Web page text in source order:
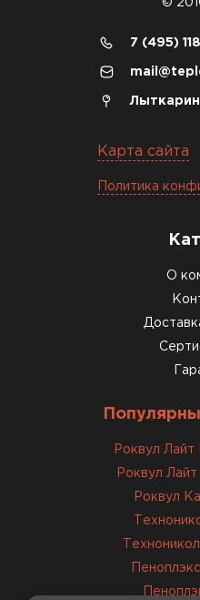
©
7 (495)
Карта сайта
Политика
О
Роквул Лайт
Роквул
Роквул